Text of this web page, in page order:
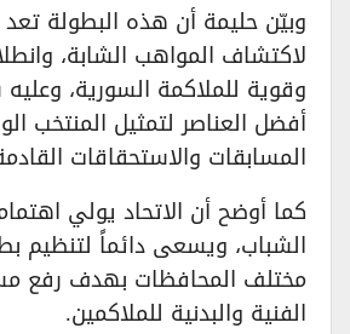
​وبيّن حليمة أن هذه البطولة تعد
لاكتشاف المواهب الشابة،
وقوية للملاكمة السورية، وعليه
أفضل العناصر لتمثيل المنتخب
المسابقات والاستحقاقات
​كما أوضح أن الاتحاد يولي
الشباب، ويسعى دائماً لتنظيم
مختلف المحافظات بهدف رفع
الفنية والبدنية للملاكمين.